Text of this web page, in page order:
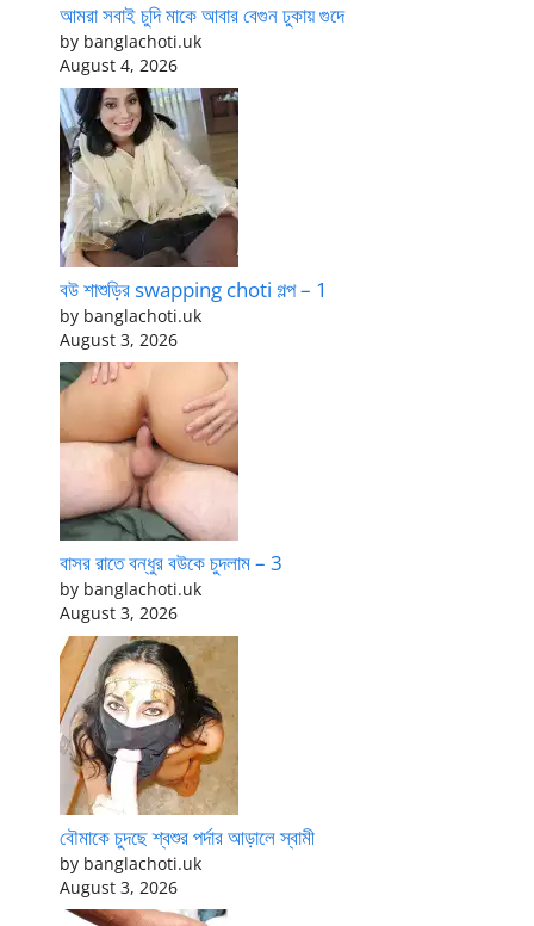
আমরা সবাই চুদি মাকে আবার বেগুন ঢুকায় গুদে
by banglachoti.uk
August 4, 2026
বউ শাশুড়ির swapping choti গল্প – 1
by banglachoti.uk
August 3, 2026
বাসর রাতে বন্ধুর বউকে চুদলাম – 3
by banglachoti.uk
August 3, 2026
বৌমাকে চুদছে শ্বশুর পর্দার আড়ালে স্বামী
by banglachoti.uk
August 3, 2026